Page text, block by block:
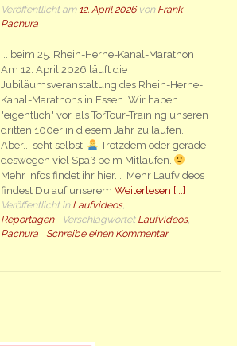
Veröffentlicht am 12. April 2026von Frank
Pachura
... beim 25. Rhein-Herne-Kanal-Marathon
Am 12. April 2026 läuft die
Jubiläumsveranstaltung des Rhein-Herne-
Kanal-Marathons in Essen. Wir haben
"eigentlich" vor, als TorTour-Training unseren
dritten 100er in diesem Jahr zu laufen.
Aber... seht selbst.
Trotzdem oder gerade
deswegen viel Spaß beim Mitlaufen.
Mehr Infos findet ihr hier... Mehr Laufvideos
findest Du auf unserem Weiterlesen [...]
Veröffentlicht in Laufvideos,
Reportagen
Verschlagwortet Laufvideos,
Pachura
Schreibe einen Kommentar